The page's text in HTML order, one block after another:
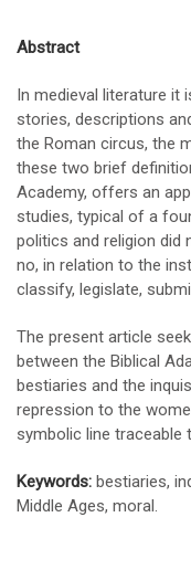
Abstract
In medieval literature it
stories, descriptions
the Roman circus, the
these two brief
Academy, offers an
studies, typical of a
politics and religion did
no, in relation to the
classify, legislate,
The present article
between the Biblical
bestiaries and the
repression to the
symbolic line traceable
Keywords: bestiaries,
Middle Ages, moral.